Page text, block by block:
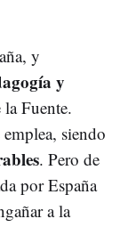
y
y
la Fuente.
siendo
. Pero de
por España
a la